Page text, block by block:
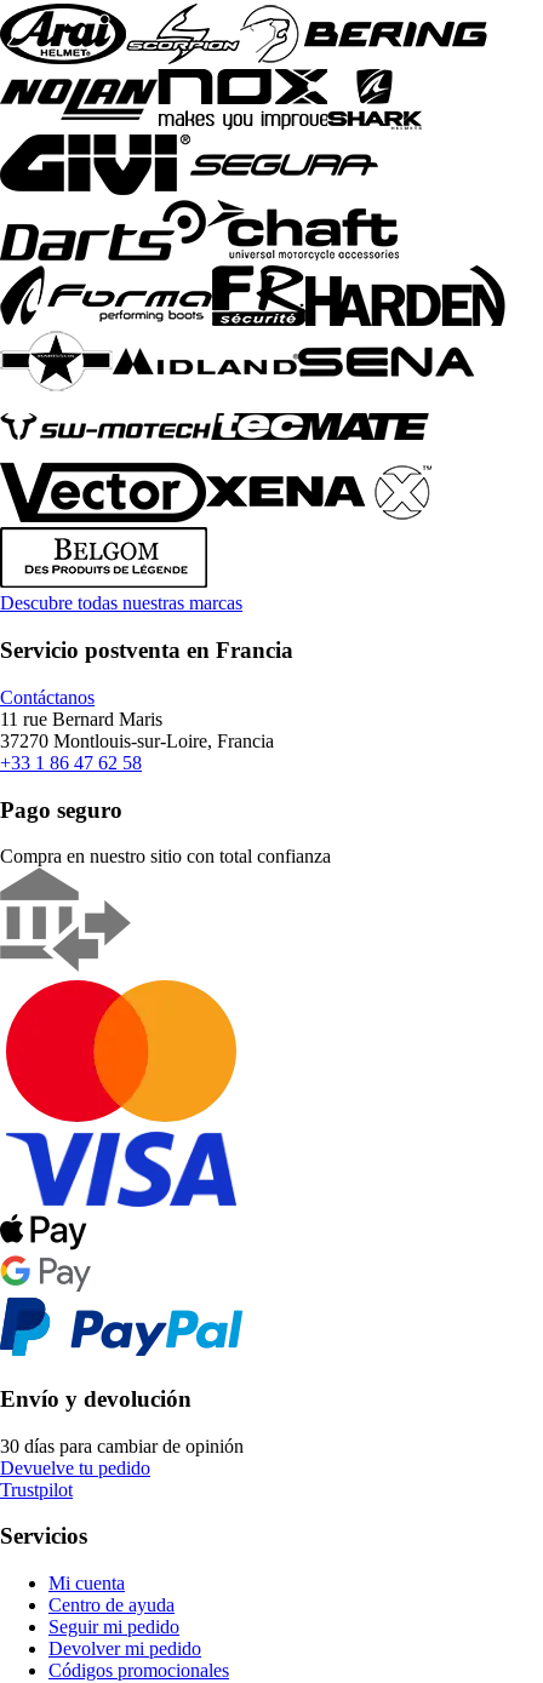
Descubre todas nuestras marcas
Servicio postventa en Francia
Contáctanos
11 rue Bernard Maris
37270 Montlouis-sur-Loire, Francia
+33 1 86 47 62 58
Pago seguro
Compra en nuestro sitio con total confianza
Envío y devolución
30 días para cambiar de opinión
Devuelve tu pedido
Trustpilot
Servicios
Mi cuenta
Centro de ayuda
Seguir mi pedido
Devolver mi pedido
Códigos promocionales